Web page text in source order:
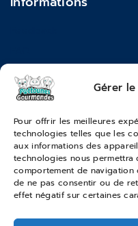
Gérer
Pour offrir les meilleures
technologies telles que les
aux informations des
technologies nous
comportement de navigation
de ne pas consentir ou de
effet négatif sur certaines
Moyens de paiements
Conditions générales de
Suivi de commande
Services & Retours
Modes de livraison